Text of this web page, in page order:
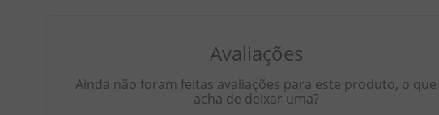
Avaliações
Ainda não foram feitas avaliações para este produto, o que
acha de deixar uma?